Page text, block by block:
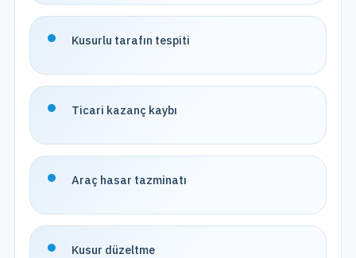
Kusurlu tarafın tespiti
Ticari kazanç kaybı
Araç hasar tazminatı
Kusur düzeltme